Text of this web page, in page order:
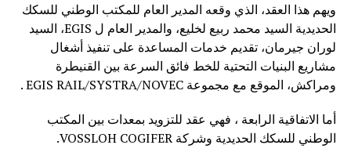
ويهم هذا العقد، الذي وقعه المدير العام للمكتب الوطني للسكك
الحديدية السيد محمد ربيع لخليع، والمدير العام ل EGIS، السيد
لوران جيرمان، تقديم خدمات المساعدة على تنفيذ أشغال
مشاريع البنيات التحتية للخط فائق السرعة بين القنيطرة
ومراكش، الموقع مع مجموعة EGIS RAIL/SYSTRA/NOVEC .
أما الاتفاقية الرابعة ، فهي عقد للتزويد بمعدات بين المكتب
الوطني للسكك الحديدية وشركة VOSSLOH COGIFER.